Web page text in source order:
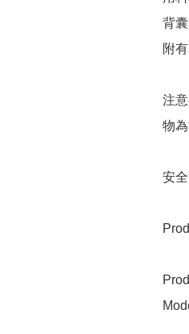
背
附
注
物為
安